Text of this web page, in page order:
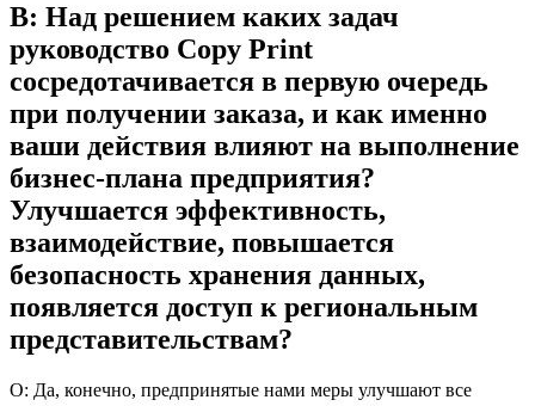
В: Над решением каких задач
руководство Copy Print
сосредотачивается в первую очередь
при получении заказа, и как именно
ваши действия влияют на выполнение
бизнес-плана предприятия?
Улучшается эффективность,
взаимодействие, повышается
безопасность хранения данных,
появляется доступ к региональным
представительствам?
О: Да, конечно, предпринятые нами меры улучшают все